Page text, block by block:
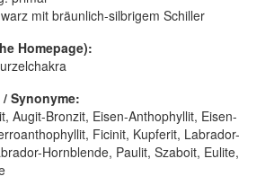
mit bräunlich-silbrigem Schiller
Homepage):
Synonyme:
Augit-Bronzit, Eisen-Anthophyllit, Eisen-
Ficinit, Kupferit, Labrador-
Hornblende, Paulit, Szaboit, Eulite,